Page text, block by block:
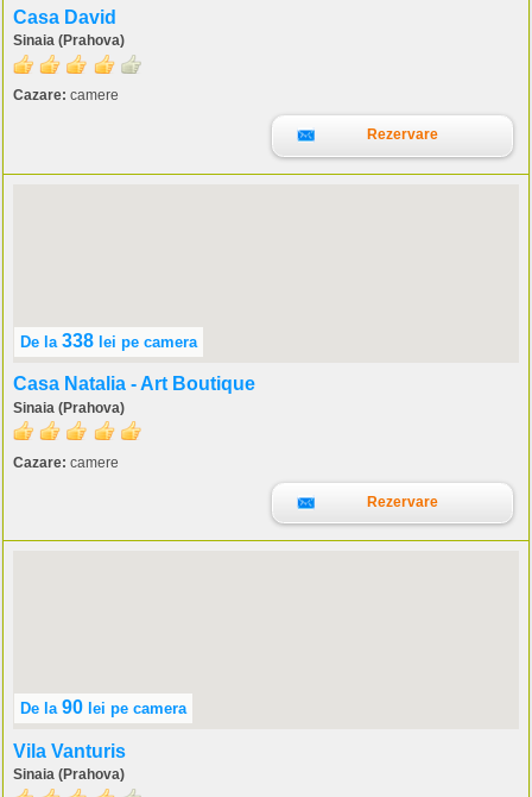
Casa David
Sinaia (Prahova)
Cazare: camere
Rezervare
De la 338 lei pe camera
Casa Natalia - Art Boutique
Sinaia (Prahova)
Cazare: camere
Rezervare
De la 90 lei pe camera
Vila Vanturis
Sinaia (Prahova)